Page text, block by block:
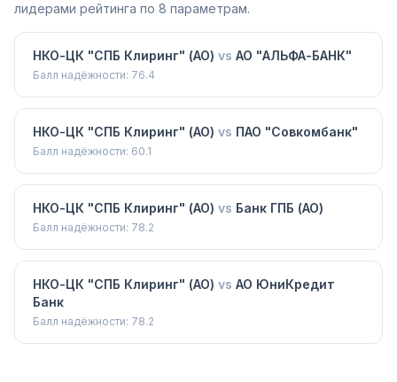
лидерами рейтинга по 8 параметрам.
НКО-ЦК "СПБ Клиринг" (АО) vs АО "АЛЬФА-БАНК"
Балл надёжности: 76.4
НКО-ЦК "СПБ Клиринг" (АО) vs ПАО "Совкомбанк"
Балл надёжности: 60.1
НКО-ЦК "СПБ Клиринг" (АО) vs Банк ГПБ (АО)
Балл надёжности: 78.2
НКО-ЦК "СПБ Клиринг" (АО) vs АО ЮниКредит
Банк
Балл надёжности: 78.2